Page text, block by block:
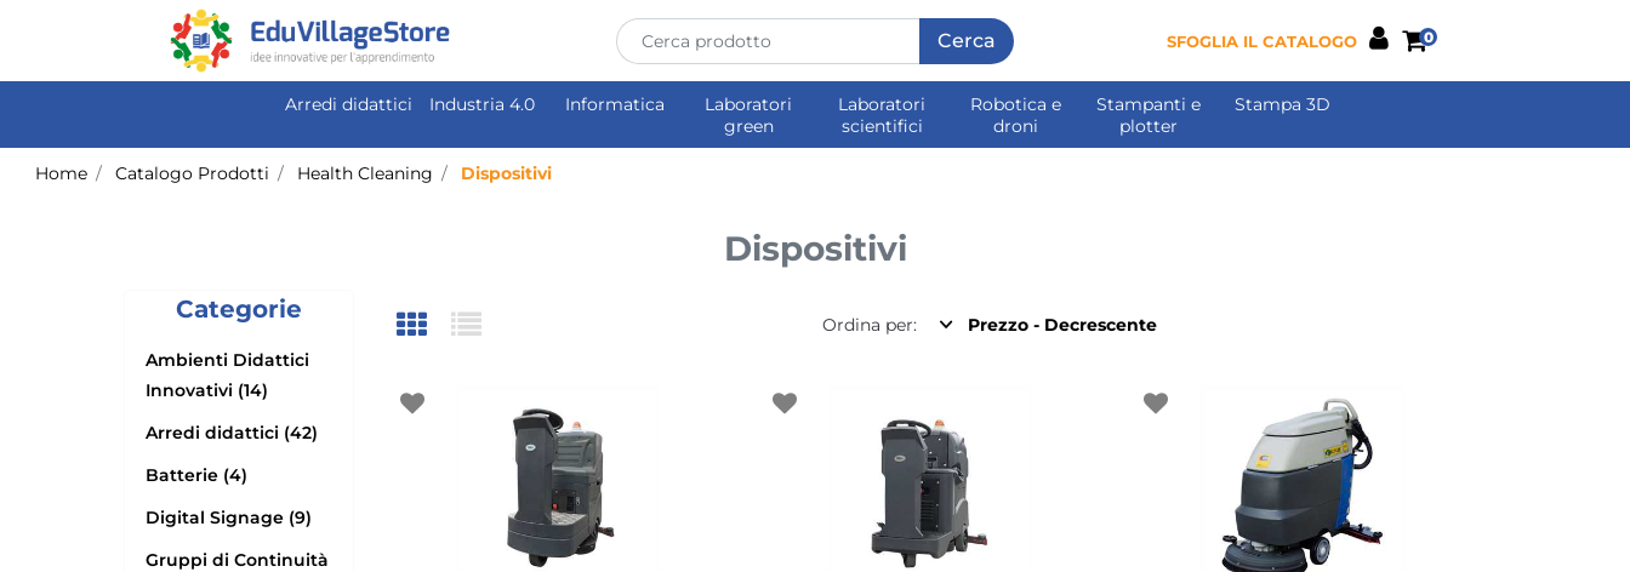
SFOGLIA IL CATALOGO 0
Arredi didattici Industria 4.0 Informatica
Laboratori
green
Laboratori
scientifici
Robotica e
droni
Stampanti e
plotter
Stampa 3D
Home Catalogo Prodotti Health Cleaning Dispositivi
Dispositivi
Categorie
Ambienti Didattici
Innovativi (14)
Arredi didattici (42)
Batterie (4)
Digital Signage (9)
Gruppi di Continuità
Ordina per: